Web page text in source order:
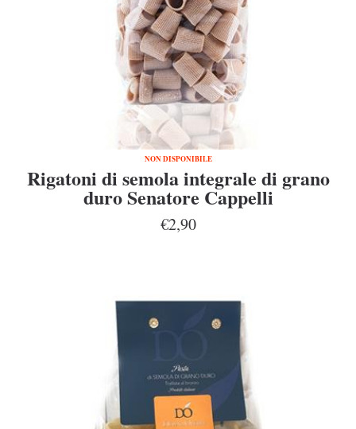
NON DISPONIBILE
Rigatoni di semola integrale di grano
duro Senatore Cappelli
€2,90